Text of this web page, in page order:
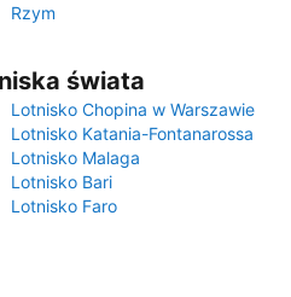
Rzym
świata
Lotnisko Chopina w Warszawie
Lotnisko Katania-Fontanarossa
Lotnisko Malaga
Lotnisko Bari
Lotnisko Faro